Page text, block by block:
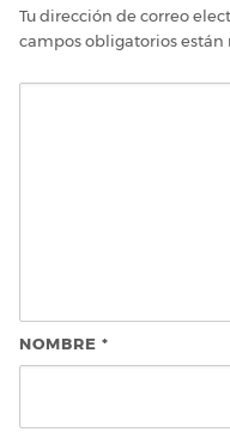
Tu dirección de correo
campos obligatorios están
NOMBRE *